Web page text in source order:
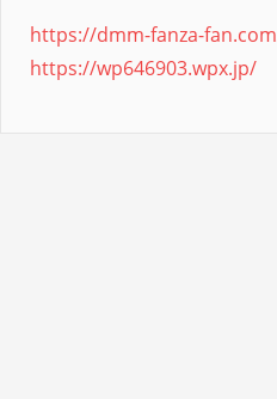
https://dmm-fanza-
https://wp646903.wpx.jp/